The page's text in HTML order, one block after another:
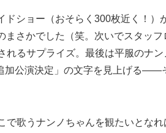
ショー（おそらく300枚近く！）
まさかでした（笑。次いでスタッ
るサプライズ。最後は平服のナン
加公演決定」の文字を見上げる――
歌うナンノちゃんを観たいとな